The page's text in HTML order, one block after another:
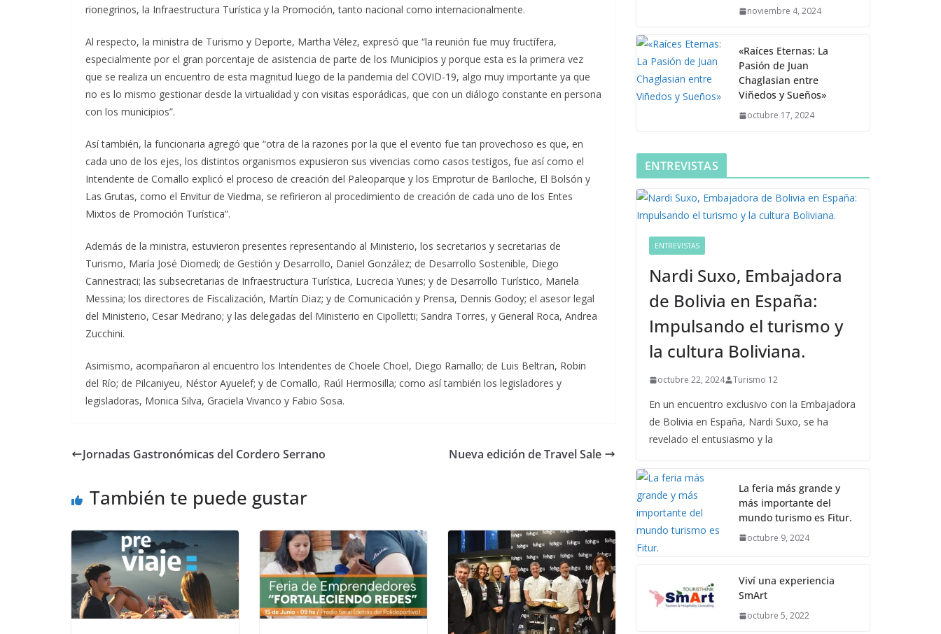
rionegrinos, la Infraestructura Turística y la Promoción, tanto nacional como internacionalmente.
Al respecto, la ministra de Turismo y Deporte, Martha Vélez, expresó que “la reunión fue muy fructífera,
especialmente por el gran porcentaje de asistencia de parte de los Municipios y porque esta es la primera vez
que se realiza un encuentro de esta magnitud luego de la pandemia del COVID-19, algo muy importante ya que
no es lo mismo gestionar desde la virtualidad y con visitas esporádicas, que con un diálogo constante en persona
con los municipios”.
Así también, la funcionaria agregó que “otra de la razones por la que el evento fue tan provechoso es que, en
cada uno de los ejes, los distintos organismos expusieron sus vivencias como casos testigos, fue así como el
Intendente de Comallo explicó el proceso de creación del Paleoparque y los Emprotur de Bariloche, El Bolsón y
Las Grutas, como el Envitur de Viedma, se refirieron al procedimiento de creación de cada uno de los Entes
Mixtos de Promoción Turística”.
Además de la ministra, estuvieron presentes representando al Ministerio, los secretarios y secretarias de
Turismo, María José Diomedi; de Gestión y Desarrollo, Daniel González; de Desarrollo Sostenible, Diego
Cannestraci; las subsecretarias de Infraestructura Turística, Lucrecia Yunes; y de Desarrollo Turístico, Mariela
Messina; los directores de Fiscalización, Martín Diaz; y de Comunicación y Prensa, Dennis Godoy; el asesor legal
del Ministerio, Cesar Medrano; y las delegadas del Ministerio en Cipolletti; Sandra Torres, y General Roca, Andrea
Zucchini.
Asimismo, acompañaron al encuentro los Intendentes de Choele Choel, Diego Ramallo; de Luis Beltran, Robin
del Río; de Pilcaniyeu, Néstor Ayuelef; y de Comallo, Raúl Hermosilla; como así también los legisladores y
legisladoras, Monica Silva, Graciela Vivanco y Fabio Sosa.
Jornadas Gastronómicas del Cordero Serrano Nueva edición de Travel Sale
También te puede gustar
noviembre 4, 2024
«Raíces Eternas: La
Pasión de Juan
Chaglasian entre
Viñedos y Sueños»
octubre 17, 2024
ENTREVISTAS
ENTREVISTAS
Nardi Suxo, Embajadora
de Bolivia en España:
Impulsando el turismo y
la cultura Boliviana.
octubre 22, 2024 Turismo 12
En un encuentro exclusivo con la Embajadora
de Bolivia en España, Nardi Suxo, se ha
revelado el entusiasmo y la
La feria más grande y
más importante del
mundo turismo es Fitur.
octubre 9, 2024
Viví una experiencia
SmArt
octubre 5, 2022